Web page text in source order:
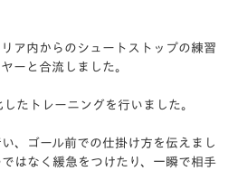
ア内からのシュートストップの練習
ーと合流しました。
たトレーニングを行いました。
、ゴール前での仕掛け方を伝えまし
はなく緩急をつけたり、一瞬で相手